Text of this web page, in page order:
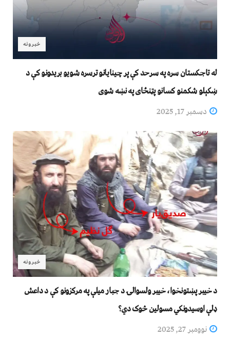
خبرونه
له تاجکستان سره په سرحد کې پر چینایانو ترسره شویو بریدونو کې د
ښکېلو شکمنو کسانو پټنځای په نښه شوی
دسمبر 17, 2025
خبرونه
د خيبر پښتونخوا، خيبر ولسوالۍ د جبار ميلې په مرکزونو کې د‌ داعش
ډلې اوسيدونکي مسولين څوک‌ دي؟
نوومبر 27, 2025